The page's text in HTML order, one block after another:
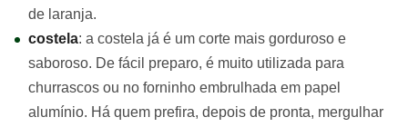
de laranja.
costela: a costela já é um corte mais gorduroso e
saboroso. De fácil preparo, é muito utilizada para
churrascos ou no forninho embrulhada em papel
alumínio. Há quem prefira, depois de pronta, mergulhar